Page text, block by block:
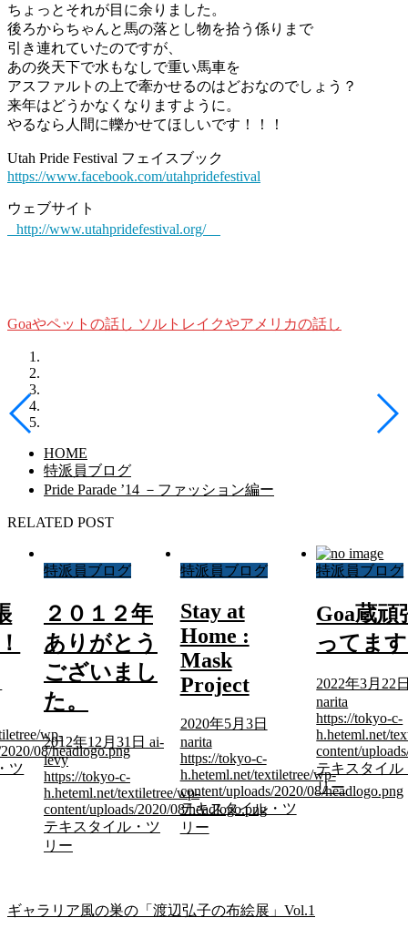
ちょっとそれが目に余りました。
後ろからちゃんと馬の落とし物を拾う係りまで
引き連れていたのですが、
あの炎天下で水もなしで重い馬車を
アスファルトの上で牽かせるのはどおなのでしょう？
来年はどうかなくなりますように。
やるなら人間に轢かせてほしいです！！！
Utah Pride Festival フェイスブック
https://www.facebook.com/utahpridefestival
ウェブサイト
http://www.utahpridefestival.org/
Goaやペットの話し ソルトレイクやアメリカの話し
HOME
特派員ブログ
Pride Parade ’14 －ファッション編ー
RELATED POST
wp-
08/headlogo.png
ツ
特派員ブログ
２０１２年
ありがとう
ございまし
た。
2012年12月31日 ai-
levy
https://tokyo-c-
h.heteml.net/textiletree/wp-
content/uploads/2020/08/headlogo.png
テキスタイル・ツ
リー
特派員ブログ
Stay at
Home :
Mask
Project
2020年5月3日
narita
https://tokyo-c-
h.heteml.net/textiletree/wp-
content/uploads/2020/08/headlogo.png
テキスタイル・ツ
リー
特派員ブログ
Goa蔵頑
ってま
2022年3月22
narita
https://tokyo-c-
h.heteml.net/
content/
テキスタイル
リー
ギャラリア風の巣の「渡辺弘子の布絵展」Vol.1